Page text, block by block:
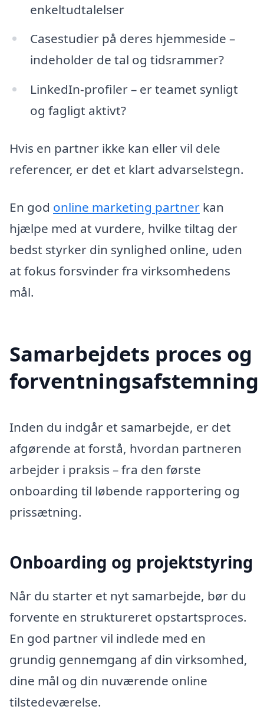
enkeltudtalelser
Casestudier på deres hjemmeside –
indeholder de tal og tidsrammer?
LinkedIn-profiler – er teamet synligt
og fagligt aktivt?
Hvis en partner ikke kan eller vil dele
referencer, er det et klart advarselstegn.
En god online marketing partner kan
hjælpe med at vurdere, hvilke tiltag der
bedst styrker din synlighed online, uden
at fokus forsvinder fra virksomhedens
mål.
Samarbejdets proces og
forventningsafstemning
Inden du indgår et samarbejde, er det
afgørende at forstå, hvordan partneren
arbejder i praksis – fra den første
onboarding til løbende rapportering og
prissætning.
Onboarding og projektstyring
Når du starter et nyt samarbejde, bør du
forvente en struktureret opstartsproces.
En god partner vil indlede med en
grundig gennemgang af din virksomhed,
dine mål og din nuværende online
tilstedeværelse.